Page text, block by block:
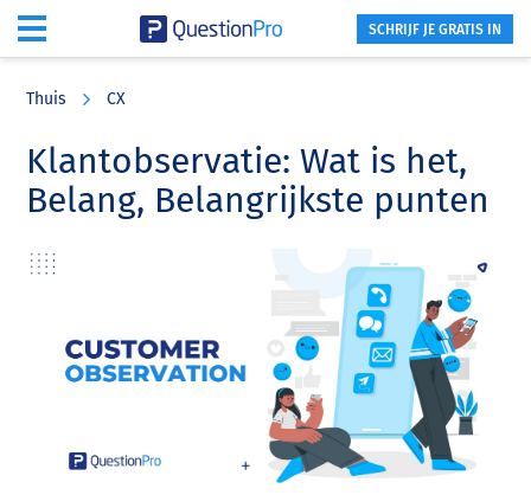
content
sidebar
SCHRIJF JE GRATIS IN
Thuis CX
Klantobservatie: Wat is het,
Belang, Belangrijkste punten